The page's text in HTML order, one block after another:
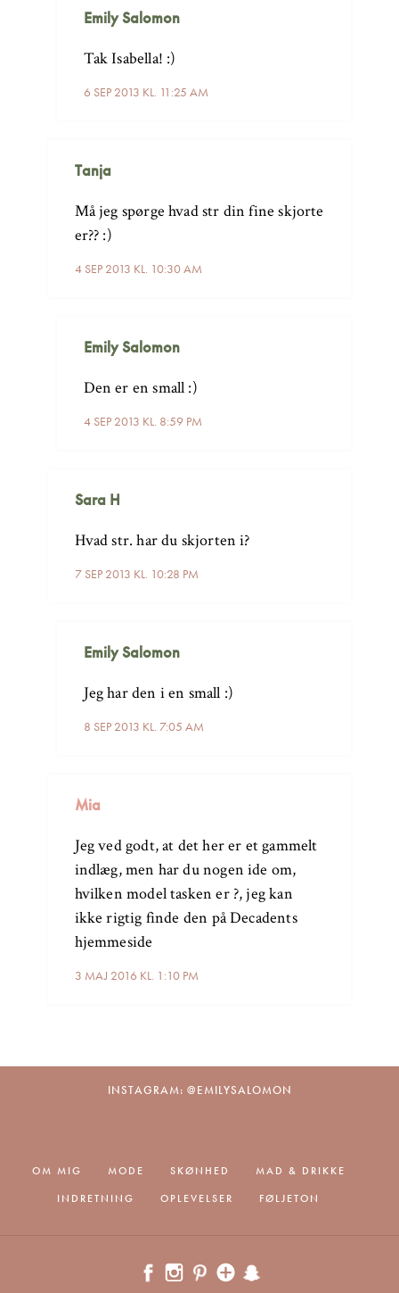
Emily Salomon
6 SEP 2013 KL. 11:25 AM
Tak Isabella! :)
Tanja
4 SEP 2013 KL. 10:30 AM
Må jeg spørge hvad str din fine skjorte
er?? :)
Emily Salomon
4 SEP 2013 KL. 8:59 PM
Den er en small :)
Sara H
7 SEP 2013 KL. 10:28 PM
Hvad str. har du skjorten i?
Emily Salomon
8 SEP 2013 KL. 7:05 AM
Jeg har den i en small :)
Mia
3 MAJ 2016 KL. 1:10 PM
Jeg ved godt, at det her er et gammelt
indlæg, men har du nogen ide om,
hvilken model tasken er ?, jeg kan
ikke rigtig finde den på Decadents
hjemmeside
INSTAGRAM: @EMILYSALOMON
OM MIG MODE SKØNHED
MAD & DRIKKE
INDRETNING
OPLEVELSER FØLJETON